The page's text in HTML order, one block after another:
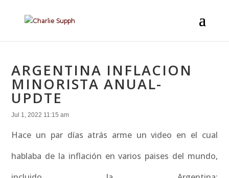
ARGENTINA INFLACION
MINORISTA ANUAL-
UPDTE
Jul 1, 2022 11:15 am
Hace un par días atrás arme un video en el cual
hablaba de la inflación en varios paises del mundo,